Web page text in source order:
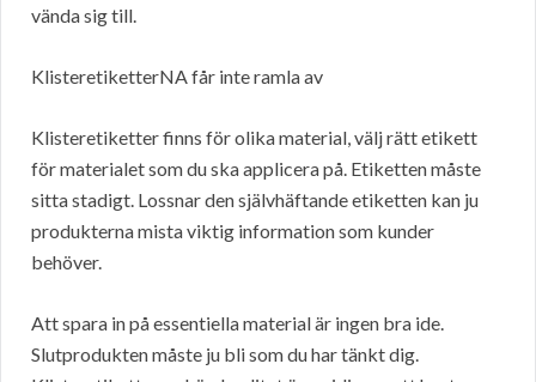
vända sig till.
KlisteretiketterNA får inte ramla av
Klisteretiketter finns för olika material, välj rätt etikett
för materialet som du ska applicera på. Etiketten måste
sitta stadigt. Lossnar den självhäftande etiketten kan ju
produkterna mista viktig information som kunder
behöver.
Att spara in på essentiella material är ingen bra ide.
Slutprodukten måste ju bli som du har tänkt dig.